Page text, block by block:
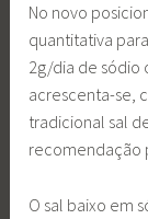
No novo
quantitativa
2g/dia de sódio
acrescenta-se,
tradicional sal
recomendação
O sal baixo em